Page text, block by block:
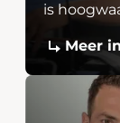
is
Meer